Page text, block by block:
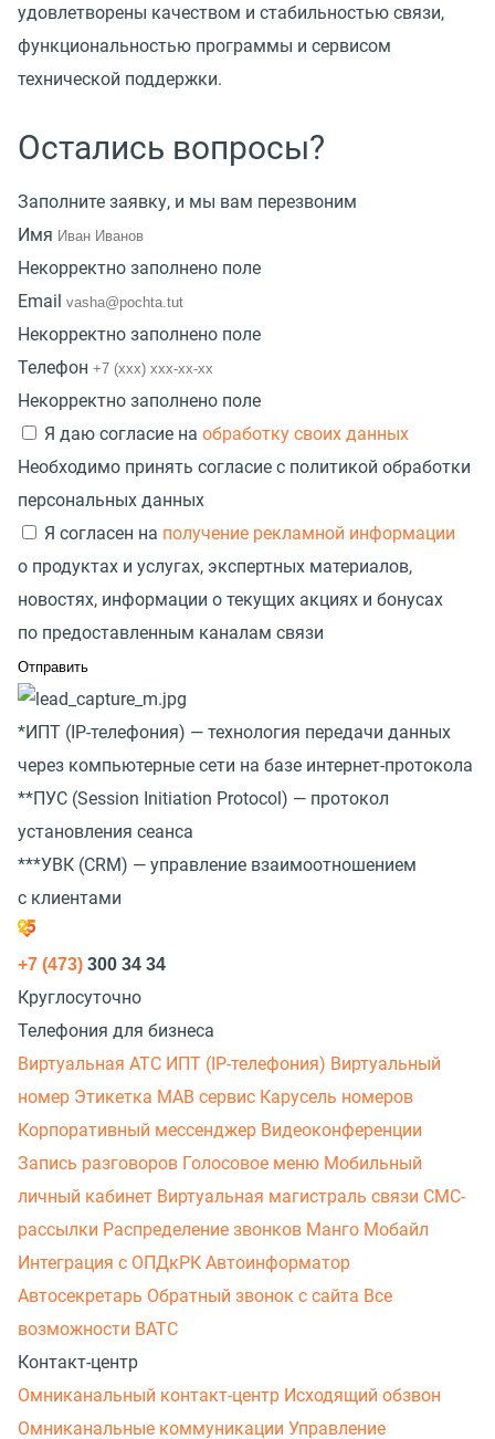
удовлетворены качеством и стабильностью связи,
функциональностью программы и сервисом
технической поддержки.
Остались вопросы?
Заполните заявку, и мы вам перезвоним
Имя
Некорректно заполнено поле
Email
Некорректно заполнено поле
Телефон
Некорректно заполнено поле
Я даю согласие на обработку своих данных
Необходимо принять согласие с политикой обработки
персональных данных
Я согласен на получение рекламной информации
о продуктах и услугах, экспертных материалов,
новостях, информации о текущих акциях и бонусах
по предоставленным каналам связи
*ИПТ (IP-телефония) — технология передачи данных
через компьютерные сети на базе интернет-протокола
**ПУС (Session Initiation Protocol) — протокол
установления сеанса
***УВК (CRM) — управление взаимоотношением
с клиентами
+7 (473) 300 34 34
Круглосуточно
Телефония для бизнеса
Виртуальная АТС ИПТ (IP-телефония) Виртуальный
номер Этикетка МАВ сервис Карусель номеров
Корпоративный мессенджер Видеоконференции
Запись разговоров Голосовое меню Мобильный
личный кабинет Виртуальная магистраль связи СМС-
рассылки Распределение звонков Манго Мобайл
Интеграция с ОПДкРК Автоинформатор
Автосекретарь Обратный звонок с сайта Все
возможности ВАТС
Контакт-центр
Омниканальный контакт-центр Исходящий обзвон
Омниканальные коммуникации Управление